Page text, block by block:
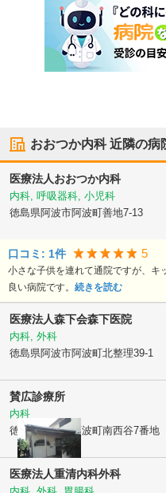
おおつか内科近隣の病
医療法人おおつか内科
内科, 呼吸器科, 小児科
徳島県阿波市阿波町善地7-13
口コミ: 1件 5
小さな子供を連れて通院ですが、キ
良い病院です。 続きを読む
医療法人森下会森下医院
内科, 外科
徳島県阿波市阿波町北整理39-1
賛広診療所
内科
徳島県阿波市阿波町南西谷7番地
医療法人重清内科外科